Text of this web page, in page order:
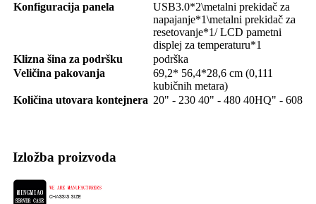
Konfiguracija panela
USB3.0*2\metalni prekidač za
napajanje*1\metalni prekidač za
resetovanje*1/ LCD pametni
displej za temperaturu*1
Klizna šina za podršku
podrška
Veličina pakovanja
69,2* 56,4*28,6 cm (0,111
kubičnih metara)
Količina utovara kontejnera 20" - 230 40" - 480 40HQ" - 608
Izložba proizvoda